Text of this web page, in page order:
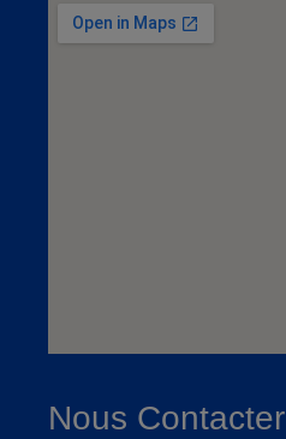
Nous Contacter